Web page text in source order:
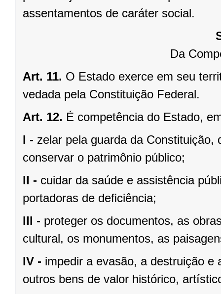
assentamentos de caráter social.
Da
Art. 11. O Estado exerce em seu
vedada pela Constituição Federal.
Art. 12. É competência do Estado,
I - zelar pela guarda da
conservar o patrimônio público;
II - cuidar da saúde e assistência
portadoras de deﬁciência;
III - proteger os documentos, as
cultural, os monumentos, as
IV - impedir a evasão, a destruição e
outros bens de valor histórico,